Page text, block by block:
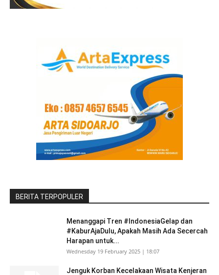
BERITA TERPOPULER
Menanggapi Tren #IndonesiaGelap dan
#KaburAjaDulu, Apakah Masih Ada Secercah
Harapan untuk...
Wednesday 19 February 2025 | 18:07
Jenguk Korban Kecelakaan Wisata Kenjeran